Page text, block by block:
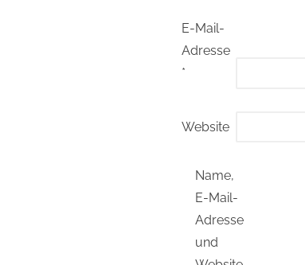
E-Mail-
Adresse
*
Website
Name,
E-Mail-
Adresse
und